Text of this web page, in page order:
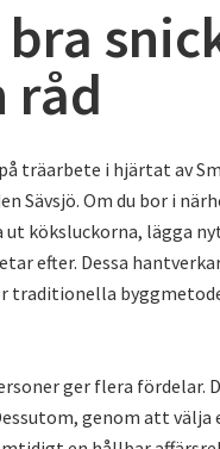
råd
träarbete i hjärtat av
Sävsjö. Om du bor i
köksluckorna, lägga
efter. Dessa
traditionella
ger flera fördelar.
genom att